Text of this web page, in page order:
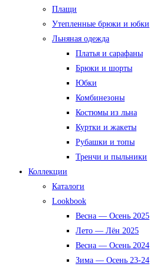
Плащи
Утепленные брюки и юбки
Льняная одежда
Платья и сарафаны
Брюки и шорты
Юбки
Комбинезоны
Костюмы из льна
Куртки и жакеты
Рубашки и топы
Тренчи и пыльники
Коллекции
Каталоги
Lookbook
Весна — Осень 2025
Лето — Лён 2025
Весна — Осень 2024
Зима — Осень 23-24